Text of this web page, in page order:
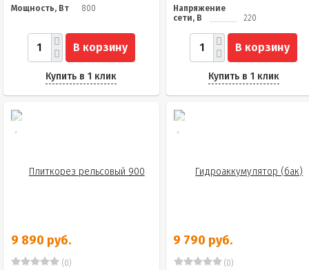
Мощность, Вт
800
В корзину
Купить в 1 клик
Напряжение
сети, В
220
В корзину
Купить в 1 клик
9 890 руб.
(0)
9 790 руб.
(0)